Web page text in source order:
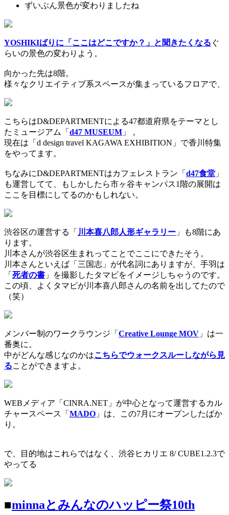
ずいぶん景色が変わりましたね
YOSHIKIばりに「ここはどこですか？」と聞きたくなる ぐ
らいの景色の変わりよう。
向かった先は8階。
様々なクリエイティブ系スペースが集まっているフロアで、
こちらはD&DEPARTMENTによる47都道府県をテーマとし
たミュージアム「 d47 MUSEUM 」 。
現在は「d design travel KAGAWA EXHIBITION」で香川特集
をやってます。
ちなみにD&DEPARTMENTはカフェレストラン「 d47食堂 」
も運営してて、もしかしたら市ヶ谷キャンパス1階の展開は
ここを目標にしてるのかもしれない。
渋谷区の運営する「 川本喜八郎人形ギャラリー 」も8階にあ
ります。
川本さんが渋谷区生まれってことでここにできたそう。
川本さんといえば「三国志」が代名詞にありますが、手羽は
「 死者の書 」を撮影したタマビをイメージしちゃうのです。
この頃、よくタマビが川本喜八郎さんの名前を出してたので
（笑）
メンバー制のワークラウンジ「 Creative Lounge MOV 」は一
番奥に。
中がどんな感じなのかはこちらでウォークスルーしながら見
ることができますよ。
WEBメディア「CINRA.NET」が中心となって運営するカル
チャースペース「 MADO 」は、この7月にオープンしたばか
り。
で、目的地はこれらではなく、渋谷ヒカリエ 8/ CUBE1.2.3で
やってる
■minnaとみんなのハッピー祭10th